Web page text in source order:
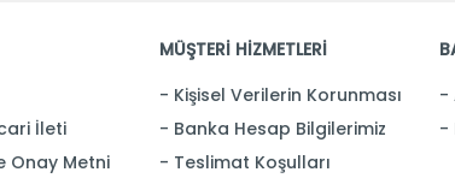
İleti
Onay Metni
MÜŞTERİ HİZMETLERİ
Kişisel Verilerin Korunması
Banka Hesap Bilgilerimiz
Teslimat Koşulları